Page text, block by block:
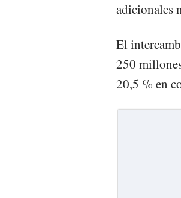
adicionales
El
250
20,5 % en